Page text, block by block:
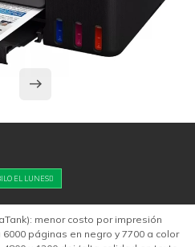
EL LUNES
menor costo por impresión
páginas en negro y 7700 a color